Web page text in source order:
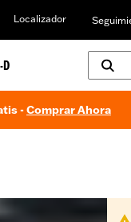
Localizador
D
-Comprar Ahora